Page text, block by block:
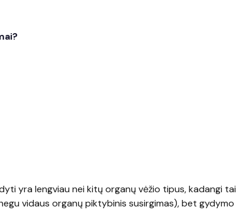
yra lengviau nei kitų organų vėžio tipus, kadangi tai
vidaus organų piktybinis susirgimas), bet gydymo